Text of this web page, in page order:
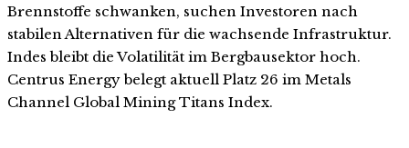
Brennstoffe schwanken, suchen Investoren nach
stabilen Alternativen für die wachsende Infrastruktur.
Indes bleibt die Volatilität im Bergbausektor hoch.
Centrus Energy belegt aktuell Platz 26 im Metals
Channel Global Mining Titans Index.